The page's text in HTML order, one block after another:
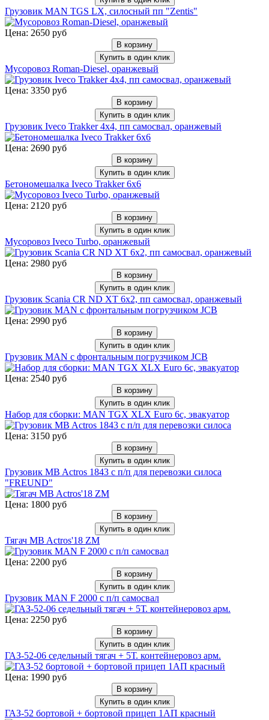
Грузовик MAN TGS LX, силосный пп "Zentis"
Цена: 2650 руб
В корзину
Купить в один клик
Мусоровоз Roman-Diesel, оранжевый
Цена: 3350 руб
В корзину
Купить в один клик
Грузовик Iveco Trakker 4x4, пп самосвал, оранжевый
Цена: 2690 руб
В корзину
Купить в один клик
Бетономешалка Iveco Trakker 6x6
Цена: 2120 руб
В корзину
Купить в один клик
Мусоровоз Iveco Turbo, оранжевый
Цена: 2980 руб
В корзину
Купить в один клик
Грузовик Scania CR ND XT 6x2, пп самосвал, оранжевый
Цена: 2990 руб
В корзину
Купить в один клик
Грузовик MAN с фронтальным погрузчиком JCB
Цена: 2540 руб
В корзину
Купить в один клик
Набор для сборки: MAN TGX XLX Euro 6c, эвакуатор
Цена: 3150 руб
В корзину
Купить в один клик
Грузовик MB Actros 1843 с п/п для перевозки силоса
"FREUND"
Цена: 1800 руб
В корзину
Купить в один клик
Тягач MB Actros'18 ZM
Цена: 2200 руб
В корзину
Купить в один клик
Грузовик MAN F 2000 c п/п самосвал
Цена: 2250 руб
В корзину
Купить в один клик
ГАЗ-52-06 седельный тягач + 5Т. контейнеровоз арм.
Цена: 1990 руб
В корзину
Купить в один клик
ГАЗ-52 бортовой + бортовой прицеп 1АП красный